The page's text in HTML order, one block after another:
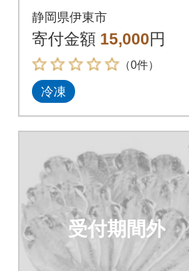
C】特トロあじ・中あ
じ各8枚 伊豆・伊東
の干物詰め合わせ
静岡県伊東市
寄付金額 15,000円
（0件）
冷凍
受付期間外